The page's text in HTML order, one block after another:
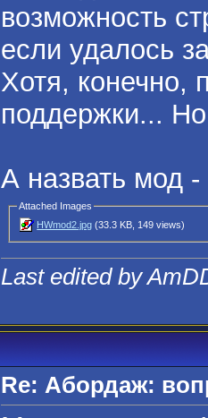
возможность
если удалось
Хотя, конечно,
поддержки...
А назвать мод
Attached Images
HWmod2.jpg (33.3 KB, 149 views)
Last edited by
Re: Абордаж: